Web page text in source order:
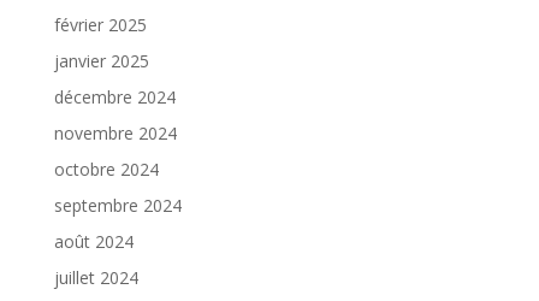
février 2025
janvier 2025
décembre 2024
novembre 2024
octobre 2024
septembre 2024
août 2024
juillet 2024